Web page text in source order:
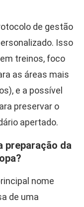
de gestão
Isso
treinos, foco
as áreas mais
e a possível
preservar o
apertado.
preparação da
nome
de uma